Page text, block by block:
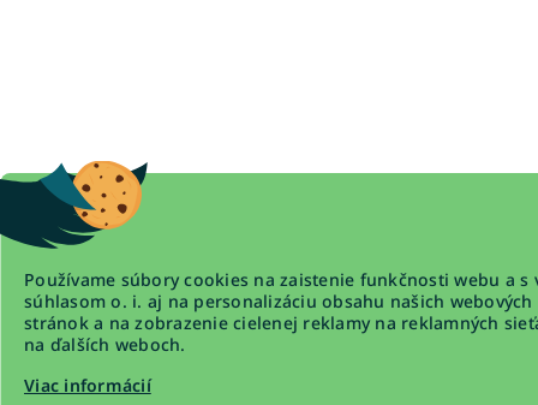
Používame súbory cookies na zaistenie funkčnosti webu a s
súhlasom o. i. aj na personalizáciu obsahu našich webových
stránok a na zobrazenie cielenej reklamy na reklamných
na ďalších weboch.
Viac informácií